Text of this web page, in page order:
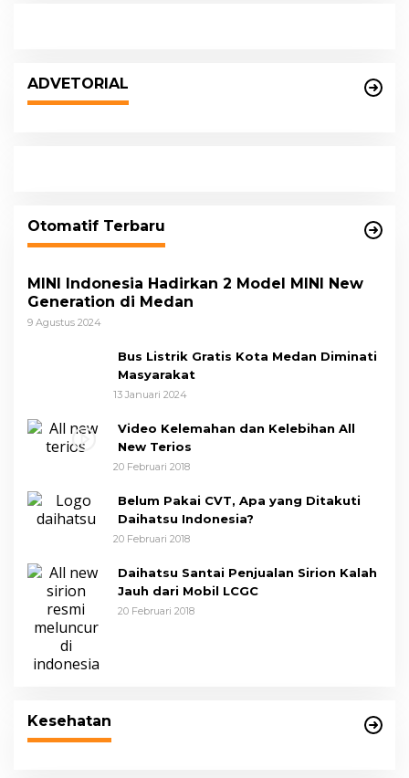
ADVETORIAL
Otomatif Terbaru
MINI Indonesia Hadirkan 2 Model MINI New
Generation di Medan
9 Agustus 2024
Bus Listrik Gratis Kota Medan Diminati
Masyarakat
13 Januari 2024
Video Kelemahan dan Kelebihan All
New Terios
20 Februari 2018
Belum Pakai CVT, Apa yang Ditakuti
Daihatsu Indonesia?
20 Februari 2018
Daihatsu Santai Penjualan Sirion Kalah
Jauh dari Mobil LCGC
20 Februari 2018
Kesehatan